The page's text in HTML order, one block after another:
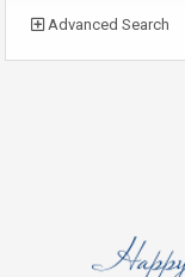
Advanced Search